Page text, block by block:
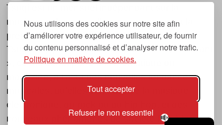
Nous utilisons des cookies sur notre site afin
d’améliorer votre expérience utilisateur, de fournir
du contenu personnalisé et d’analyser notre trafic.
Politique en matière de cookies.
Tout accepter
Refuser le non essentiel
Tsugi est un mensuel indépendant sur la
musique et les nouvelles tendances, dont la
première parution date de 2007.
Tsugi en japonais signifie « prochain », « suivant
», ce qui correspond à la thématique du
magazine, à l’affût des nouvelles tendances
musicales, qu’elles viennent de la musique
électronique, du rock ou du hip hop, et des
nouveaux phénomènes de société liés à la